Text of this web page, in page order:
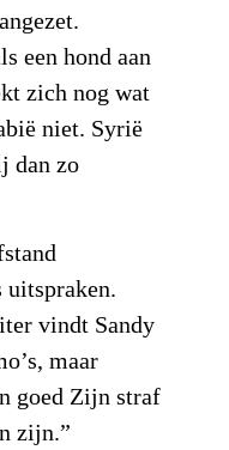
een hond aan
zich nog wat
niet. Syrië
dan zo
uitspraken.
vindt Sandy
maar
goed Zijn straf
zijn.”